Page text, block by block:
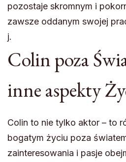
pozostaje skromnym i
zawsze oddanym swojej
j.
Colin poza
inne aspekty
Colin to nie tylko aktor – to
bogatym życiu poza
zainteresowania i pasje